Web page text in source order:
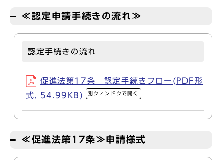
≪認定申請手続きの流れ≫
認定手続きの流れ
促進法第17条 認定手続きフロー(PDF形
式, 54.99KB)
別ウィンドウで開く
≪促進法第17条≫申請様式